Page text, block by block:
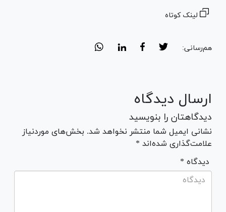
لینک کوتاه
هم‌رسانی:
ارسال دیدگاه
دیدگاهتان را بنویسید
نشانی ایمیل شما منتشر نخواهد شد. بخش‌های موردنیاز
علامت‌گذاری شده‌اند *
* دیدگاه